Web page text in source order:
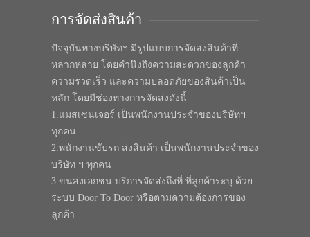
การจัดส่งสินค้า
ปัจจุบันทางบริษัทฯ มีรูปแบบการจัดส่งสินค้าที่
หลากหลาย โดยคำนึงถึงความสะดวกของลูกค้า
ความรวดเร็ว และความปลอดภัยของสินค้าเป็น
หลัก โดยมีช่องทางการจัดส่งดังนี้
1.แมสเซนเจอร์ เป็นพนักงานประจำของบริษัทฯ
ทุกคน
2.พนักงานขับรถ ส่งสินค้า เป็นพนักงานประจำของ
บริษัท ฯ ทุกคน
3.ขนส่งเอกชน บริการจัดส่งถึงที่ ที่ลูกค้าระบุ ด้วย
ระบบ Door To Door หรือตามความต้องการของ
ลูกค้า